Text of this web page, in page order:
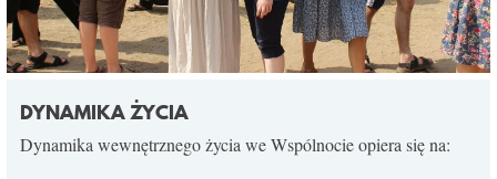
DYNAMIKA ŻYCIA
Dynamika wewnętrznego życia we Wspólnocie opiera się na: